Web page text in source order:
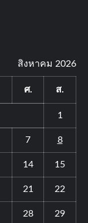
สิงหาคม 2026
ศ. ส.
1
7 8
14 15
21 22
28 29